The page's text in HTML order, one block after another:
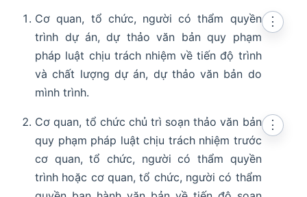
Cơ quan, tổ chức, người có thẩm quyền
trình dự án, dự thảo văn bản quy phạm
pháp luật chịu trách nhiệm về tiến độ trình
và chất lượng dự án, dự thảo văn bản do
mình trình.
⋮
Cơ quan, tổ chức chủ trì soạn thảo văn bản
quy phạm pháp luật chịu trách nhiệm trước
cơ quan, tổ chức, người có thẩm quyền
trình hoặc cơ quan, tổ chức, người có thẩm
⋮